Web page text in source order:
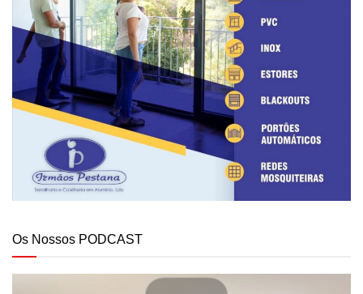
Os Nossos PODCAST